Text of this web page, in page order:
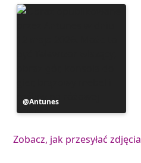
Post
opublikowany
Antunes
Zobacz, jak przesyłać zdjęcia